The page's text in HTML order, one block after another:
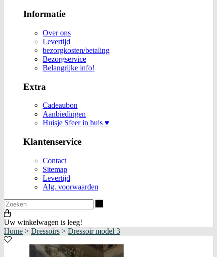
Informatie
Over ons
Levertijd
bezorgkosten/betaling
Bezorgservice
Belangrijke info!
Extra
Cadeaubon
Aanbiedingen
Huisje Sfeer in huis ♥
Klantenservice
Contact
Sitemap
Levertijd
Alg. voorwaarden
Uw winkelwagen is leeg!
Home > Dressoirs > Dressoir model 3